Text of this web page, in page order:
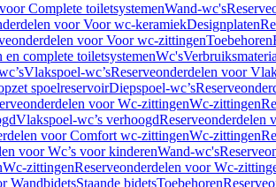
Complete toiletsystemenWand-wc's
voor Voor wc-keramiekDesignplaten
voor Voor wc-zittingenToebehoren
complete toiletsystemenWc's
Vlakspoel-wc’sReserveonderdelen voor
spoelreservoirDiepspoel-wc’s
voor Wc-zittingenWc-zittingen
Vlakspoel-wc’s verhoogdReserveonderdelen
voor Comfort wc-zittingenWc-zittingen
voor Wc’s voor kinderenWand-wc's
Wc-zittingenReserveonderdelen voor Wc-
WandbidetsStaande bidetsToebehoren